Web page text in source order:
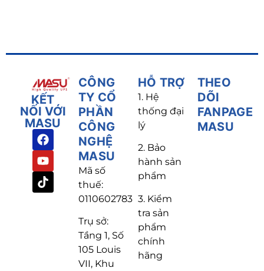
KẾT
NỐI VỚI
MASU
CÔNG
TY CỔ
PHẦN
CÔNG
NGHỆ
MASU
Mã số
thuế:
0110602783
Trụ sở:
Tầng 1, Số
105 Louis
VII, Khu
HỖ TRỢ
1. Hệ
thống đại
lý
2. Bảo
hành sản
phẩm
3. Kiểm
tra sản
phẩm
chính
hãng
THEO
DÕI
FANPAGE
MASU